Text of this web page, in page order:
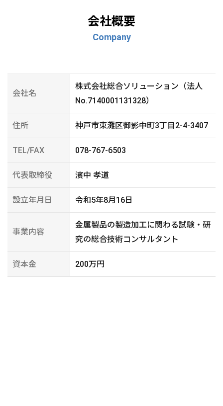
会社概要
Company
会社名
株式会社総合ソリューション（法人
No.7140001131328）
住所 神戸市東灘区御影中町3丁目2-4-3407
TEL/FAX 078-767-6503
代表取締役 濱中 孝道
設立年月日 令和5年8月16日
事業内容
金属製品の製造加工に関わる試験・研
究の総合技術コンサルタント
資本金 200万円